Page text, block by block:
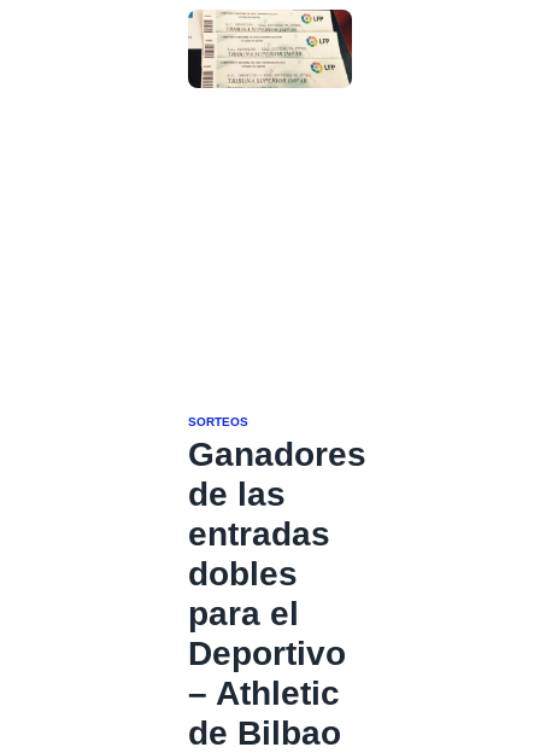
SORTEOS
Ganadores
de las
entradas
dobles
para el
Deportivo
– Athletic
de Bilbao